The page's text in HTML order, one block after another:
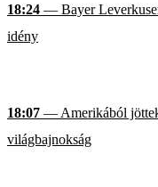
18:24 — Bayer
idény
18:07 — Amerikából
világbajnokság